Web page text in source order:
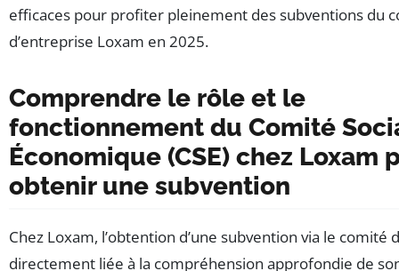
efficaces pour profiter pleinement des subventions du
d’entreprise Loxam en 2025.
Comprendre le rôle et le
fonctionnement du Comité
Économique (CSE) chez Loxam
obtenir une subvention
Chez Loxam, l’obtention d’une subvention via le comité
directement liée à la compréhension approfondie de